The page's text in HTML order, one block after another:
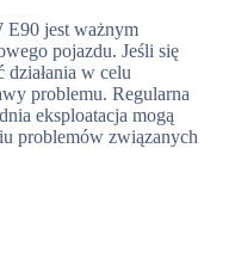
jest ważnym
pojazdu. Jeśli się
działania w celu
problemu. Regularna
eksploatacja mogą
problemów związanych